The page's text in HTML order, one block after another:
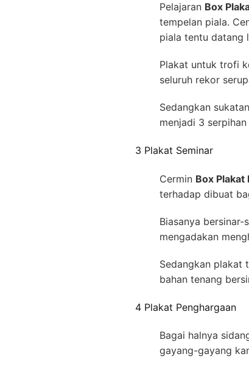
Pelajaran Box
tempelan piala.
piala tentu datang
Plakat untuk trofi
seluruh rekor
Sedangkan
menjadi 3
3 Plakat Seminar
Cermin Box Plakat
terhadap dibuat
Biasanya
mengadakan
Sedangkan plakat
bahan tenang
4 Plakat Penghargaan
Bagai halnya
gayang-gayang